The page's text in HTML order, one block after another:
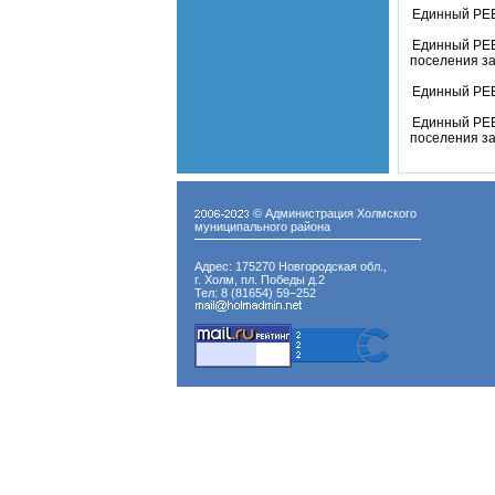
Единный
Единный
поселения
Единный
Единный
поселения
© Администрация Холмского
муниципального района
Адрес: 175270 Новгородская обл.,
г. Холм, пл. Победы д.2
Тел: 8 (81654) 59−252